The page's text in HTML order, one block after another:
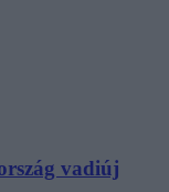
vadiúj